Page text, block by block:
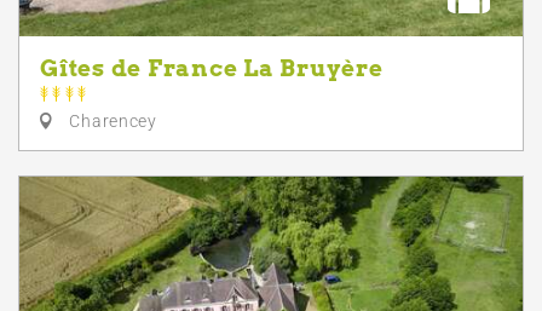
Gîtes de France La Bruyère
Charencey